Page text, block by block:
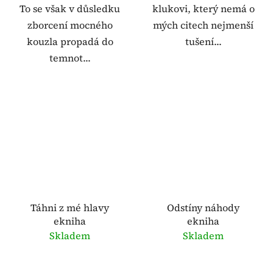
To se však v důsledku
zborcení mocného
kouzla propadá do
temnot...
klukovi, který nemá o
mých citech nejmenší
tušení...
Táhni z mé hlavy
ekniha
Skladem
Odstíny náhody
ekniha
Skladem